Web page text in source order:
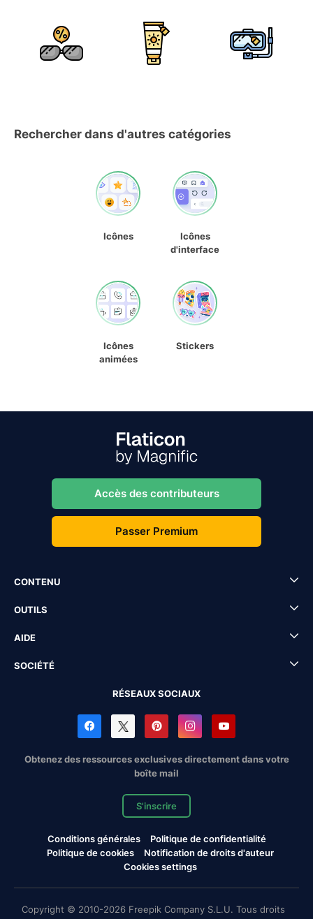
Rechercher dans d'autres catégories
Icônes
Icônes
d'interface
Icônes
animées
Stickers
Accès des contributeurs
Passer Premium
CONTENU
OUTILS
AIDE
SOCIÉTÉ
RÉSEAUX SOCIAUX
Obtenez des ressources exclusives directement dans votre
boîte mail
S'inscrire
Conditions générales
Politique de confidentialité
Politique de cookies
Notification de droits d'auteur
Cookies settings
Copyright © 2010-2026 Freepik Company S.L.U. Tous droits